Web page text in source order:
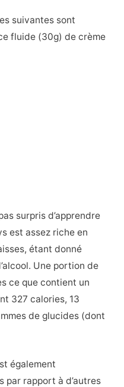
suivantes sont
fluide (30g) de crème
surpris d’apprendre
est assez riche en
étant donné
Une portion de
ce que contient un
327 calories, 13
de glucides (dont
également
par rapport à d’autres